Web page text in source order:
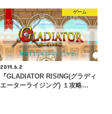
ゲーム
2019.6.2
『GLADIATOR RISING(グラディ
エーターライジング) １攻略…